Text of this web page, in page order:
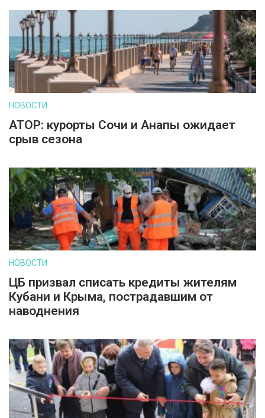
НОВОСТИ
АТОР: курорты Сочи и Анапы ожидает
срыв сезона
НОВОСТИ
ЦБ призвал списать кредиты жителям
Кубани и Крыма, пострадавшим от
наводнения